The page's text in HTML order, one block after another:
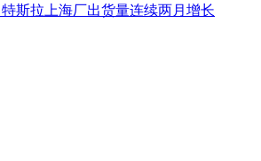
斯拉上海厂出货量连续两月增长